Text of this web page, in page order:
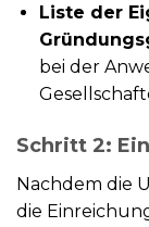
Liste der
bei der
Schritt 2:
Nachdem die
die